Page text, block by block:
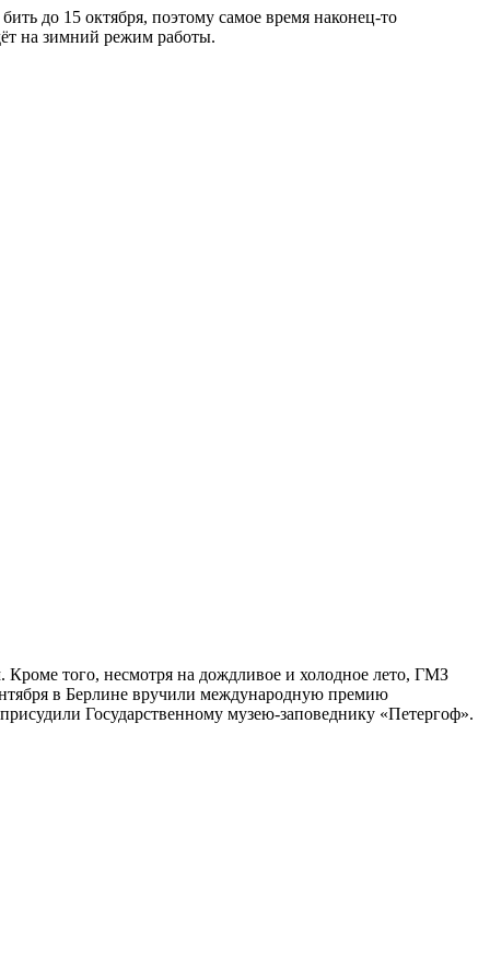
до 15 октября, поэтому самое время наконец-то
на зимний режим работы.
Кроме того, несмотря на дождливое и холодное лето, ГМЗ
в Берлине вручили международную премию
Государственному музею-заповеднику «Петергоф».